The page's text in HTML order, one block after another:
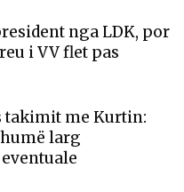
nga LDK, por
i VV flet pas
takimit me Kurtin:
larg